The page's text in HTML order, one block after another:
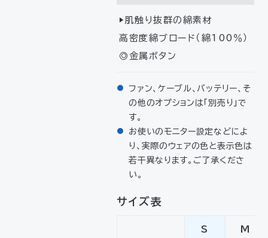
購入方法
防爆デバイス取り
▶肌触り抜群の綿素材
高密度綿ブロード（綿100％）
◎金属ボタン
ファン、ケーブル、バッテリー、そ
の他のオプションは「別売り」で
す。
お使いのモニター設定などによ
り、実際のウェアの色と表示色は
若干異なります。ご了承くださ
い。
サイズ表
S M